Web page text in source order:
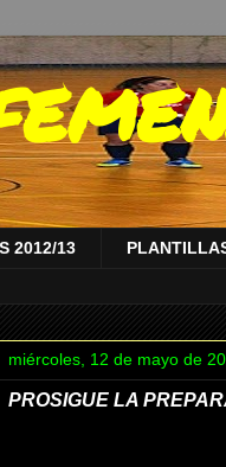
2012/13
miércoles, 12 de mayo de
PROSIGUE LA